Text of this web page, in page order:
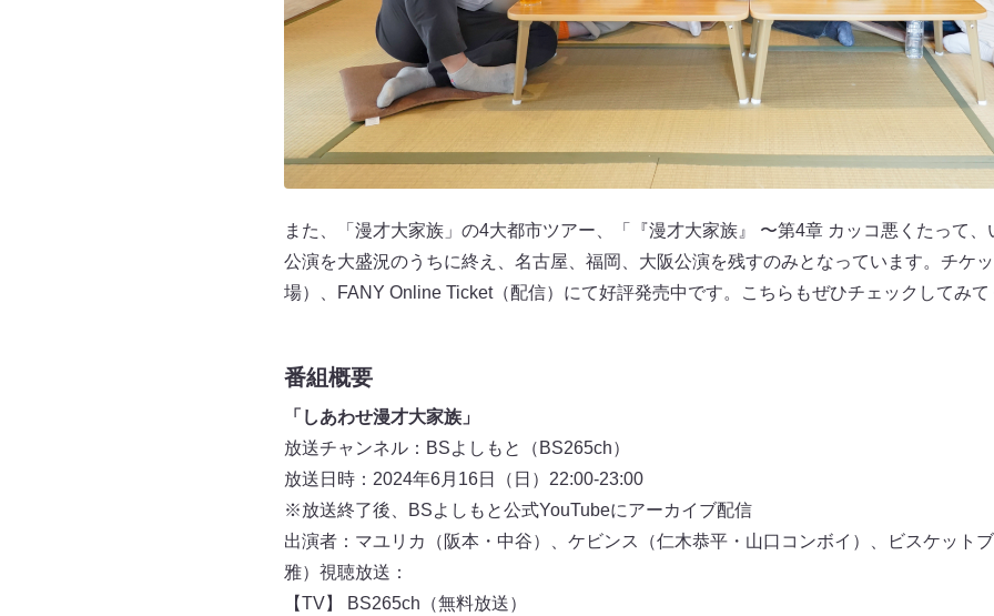
また、「漫才大家族」の4大都市ツアー、「『漫才大家族』 〜第4章 カッコ悪くたって
公演を大盛況のうちに終え、名古屋、福岡、大阪公演を残すのみとなっています。チケ
場）、FANY Online Ticket（配信）にて好評発売中です。こちらもぜひチェックしてみて
番組概要
「しあわせ漫才大家族」
放送チャンネル：BSよしもと（BS265ch）
放送日時：2024年6月16日（日）22:00-23:00
※放送終了後、BSよしもと公式YouTubeにアーカイブ配信
出演者：マユリカ（阪本・中谷）、ケビンス（仁木恭平・山口コンボイ）、ビスケット
雅）視聴放送：
【TV】 BS265ch（無料放送）